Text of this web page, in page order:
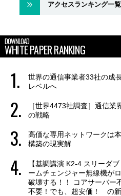
アクセスランキング一覧
DOWNLOAD
WHITE PAPER RANKING
世界の通信事業者33社の成
レベルへ
［世界4473社調査］通信
の戦略
高価な専用ネットワークは
構築の現実解
【基調講演 K2-4 スリーダ
ームチェンジャー無線機が
破壊する！！ コアサーバー
不要！でも、超安価！ の